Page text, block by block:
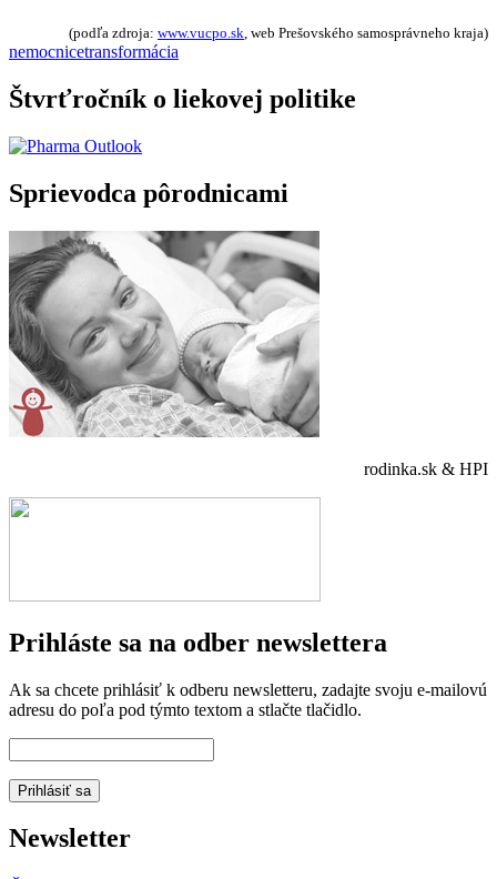
(podľa zdroja: www.vucpo.sk, web Prešovského samosprávneho kraja)
nemocnicetransformácia
Štvrťročník o liekovej politike
Sprievodca pôrodnicami
rodinka.sk & HPI
Prihláste sa na odber newslettera
Ak sa chcete prihlásiť k odberu newsletteru, zadajte svoju e-mailovú
adresu do poľa pod týmto textom a stlačte tlačidlo.
Newsletter